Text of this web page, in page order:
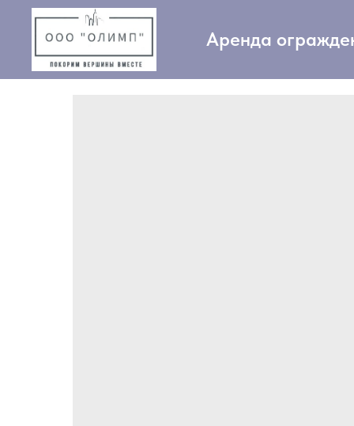
Аренда